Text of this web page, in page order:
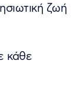
ζωή
κάθε